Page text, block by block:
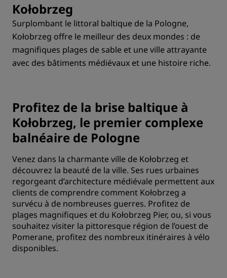
Kołobrzeg
Surplombant le littoral baltique de la Pologne,
Kołobrzeg offre le meilleur des deux mondes : de
magnifiques plages de sable et une ville attrayante
avec des bâtiments médiévaux et une histoire riche.
Profitez de la brise baltique à
Kołobrzeg, le premier complexe
balnéaire de Pologne
Venez dans la charmante ville de Kołobrzeg et
découvrez la beauté de la ville. Ses rues urbaines
regorgeant d’architecture médiévale permettent aux
clients de comprendre comment Kołobrzeg a
survécu à de nombreuses guerres. Profitez de
plages magnifiques et du Kołobrzeg Pier, ou, si vous
souhaitez visiter la pittoresque région de l’ouest de
Pomerane, profitez des nombreux itinéraires à vélo
disponibles.